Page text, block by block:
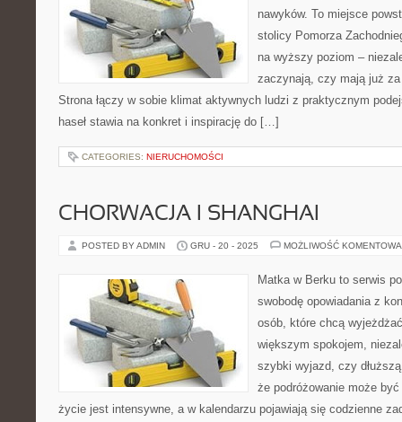
nawyków. To miejsce
stolicy Pomorza
na wyższy poziom –
zaczynają, czy mają już
Strona łączy w sobie klimat aktywnych ludzi z praktycznym
haseł stawia na konkret i inspirację do […]
CATEGORIES: NIERUCHOMOŚCI
CHORWACJA I SHANGHAI
POSTED BY ADMIN GRU - 20 - 2025 MOŻLIWOŚĆ
Matka w Berku to serwis
swobodę opowiadania z
osób, które chcą
większym spokojem,
szybki wyjazd, czy
że podróżowanie może
życie jest intensywne, a w kalendarzu pojawiają się codzienne